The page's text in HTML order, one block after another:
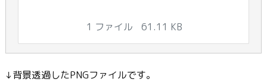
1 ファイル 61.11 KB
↓背景透過したPNGファイルです。